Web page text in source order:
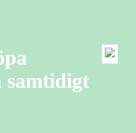
samtidigt